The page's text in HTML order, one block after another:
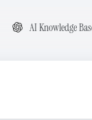
AI Knowledge